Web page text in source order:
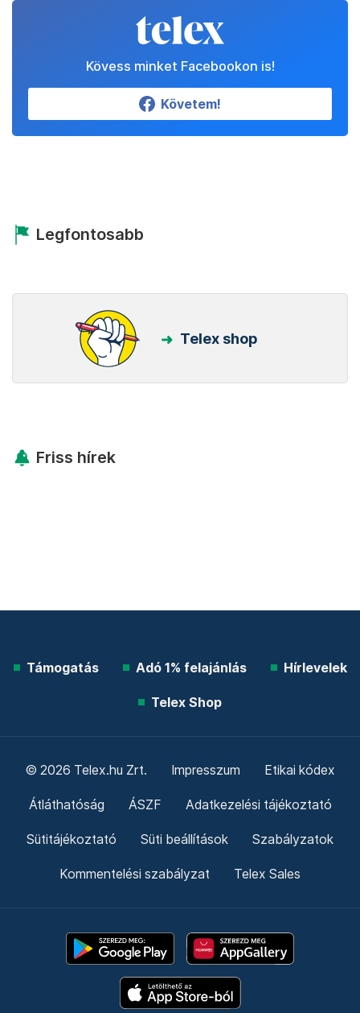
Kövess minket Facebookon is!
Követem!
Legfontosabb
Telex shop
Friss hírek
Támogatás Adó 1% felajánlás Hírlevelek
Telex Shop
© 2026 Telex.hu Zrt. Impresszum Etikai kódex
Átláthatóság ÁSZF Adatkezelési tájékoztató
Sütitájékoztató Süti beállítások Szabályzatok
Kommentelési szabályzat Telex Sales